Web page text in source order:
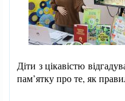
Діти з цікавістю
пам’ятку про те, як